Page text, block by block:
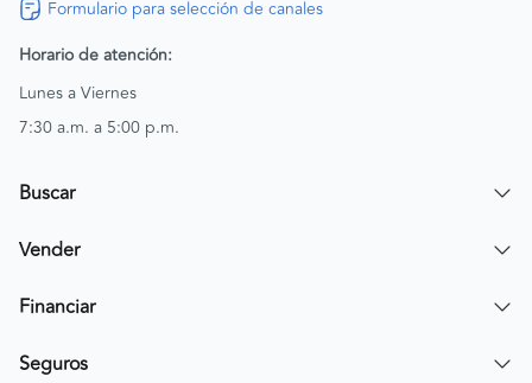
Formulario para selección de canales
Horario de atención:
Lunes a Viernes
7:30 a.m. a 5:00 p.m.
Buscar
Encuentra un carro
Vender
Publicar mi vehículo
Financiar
Simular crédito
Seguros